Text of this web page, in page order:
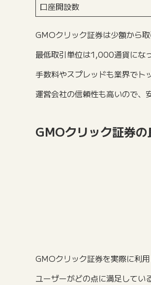
口座開設数
GMOクリック証券は少額から
最低取引単位は1,000通貨にな
手数料やスプレッドも業界でト
運営会社の信頼性も高いので、
GMOクリック証券
GMOクリック証券を実際に利
ユーザーがどの点に満足してい